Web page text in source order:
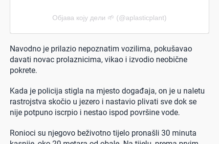
Објава коју дели 🌱 (@aplasticplant)
Navodno je prilazio nepoznatim vozilima, pokušavao
davati novac prolaznicima, vikao i izvodio neobične
pokrete.
Kada je policija stigla na mjesto događaja, on je u naletu
rastrojstva skočio u jezero i nastavio plivati sve dok se
nije potpuno iscrpio i nestao ispod površine vode.
Ronioci su njegovo beživotno tijelo pronašli 30 minuta